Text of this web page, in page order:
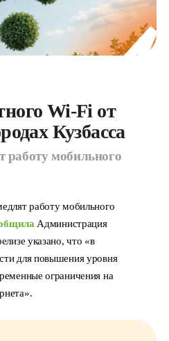
Wi-Fi от
Кузбасса
работу мобильного
работу мобильного
Администрация
указано, что «в
для повышения уровня
ограничения на